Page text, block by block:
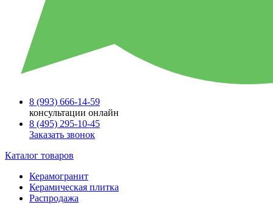
8 (993) 666-14-59
консультации онлайн
8 (495) 295-10-45
Заказать звонок
Каталог товаров
Керамогранит
Керамическая плитка
Распродажа